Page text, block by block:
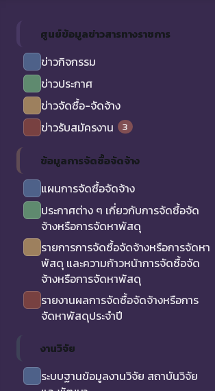
ศูนย์ข้อมูลข่าวสารทางราชการ
ข่าวกิจกรรม
ข่าวประกาศ
ข่าวจัดซื้อ-จัดจ้าง
ข่าวรับสมัครงาน
3
ข้อมูลการจัดซื้อจัดจ้าง
แผนการจัดซื้อจัดจ้าง
ประกาศต่าง ๆ เกี่ยวกับการจัดซื้อจัด
จ้างหรือการจัดหาพัสดุ
รายการการจัดซื้อจัดจ้างหรือการจัดหา
พัสดุ และความก้าวหน้าการจัดซื้อจัด
จ้างหรือการจัดหาพัสดุ
รายงานผลการจัดซื้อจัดจ้างหรือการ
จัดหาพัสดุประจำปี
งานวิจัย
ระบบฐานข้อมูลงานวิจัย สถาบันวิจัย